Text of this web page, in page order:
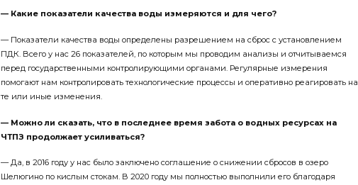
— Какие показатели качества воды измеряются и для чего?
— Показатели качества воды определены разрешением на сброс с установлением
ПДК. Всего у нас 26 показателей, по которым мы проводим анализы и отчитываемся
перед государственными контролирующими органами. Регулярные измерения
помогают нам контролировать технологические процессы и оперативно реагировать на
те или иные изменения.
— Можно ли сказать, что в последнее время забота о водных ресурсах на
ЧТПЗ продолжает усиливаться?
— Да, в 2016 году у нас было заключено соглашение о снижении сбросов в озеро
Шелюгино по кислым стокам. В 2020 году мы полностью выполнили его благодаря